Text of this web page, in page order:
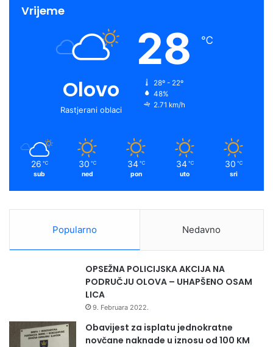
Vrijeme
Olovo
Rastjerani oblaci
28 ℃
28º - 22º
48%
2.71 km/h
26 ℃
sub
30 ℃
ned
34 ℃
pon
34 ℃
uto
30 ℃
sri
Popularno Nedavno
OPSEŽNA POLICIJSKA AKCIJA NA
PODRUČJU OLOVA – UHAPŠENO OSAM
LICA
9. Februara 2022.
Obavijest za isplatu jednokratne
novčane naknade u iznosu od 100 KM